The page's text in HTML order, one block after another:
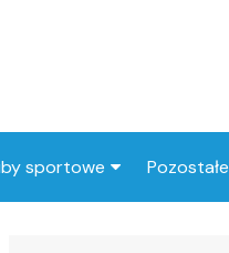
sportowe Pozostałe